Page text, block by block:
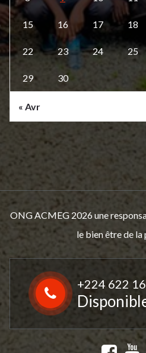
15 16 17 18
22 23 24 25
29 30
« Avr
ONG ACMEG 2026 une
le bien être de la
+224 622